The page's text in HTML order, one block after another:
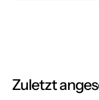
Zuletzt